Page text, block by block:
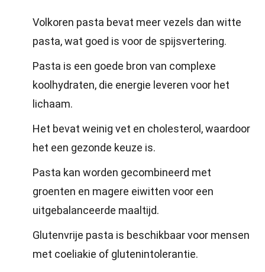
Volkoren pasta bevat meer vezels dan witte
pasta, wat goed is voor de spijsvertering.
Pasta is een goede bron van complexe
koolhydraten, die energie leveren voor het
lichaam.
Het bevat weinig vet en cholesterol, waardoor
het een gezonde keuze is.
Pasta kan worden gecombineerd met
groenten en magere eiwitten voor een
uitgebalanceerde maaltijd.
Glutenvrije pasta is beschikbaar voor mensen
met coeliakie of glutenintolerantie.